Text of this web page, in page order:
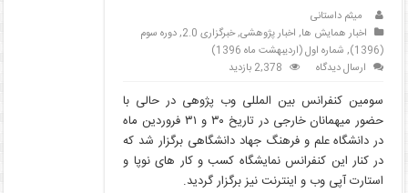
میثم داستانی
اخبار همایش ها, اخبار پژوهشی,خبرگزاری 2.0 ,دوره سوم
(1396)
, شماره اول (اردیبهشت ماه 1396)
ارسال دیدگاه
2,378 بازدید
سومین کنفرانس بین المللی وب پژوهی در حالی با
حضور میهمانان خارجی در تاریخ ۳۰ و ۳۱ فروردین ماه
در دانشگاه علم و فرهنگ جهاد دانشگاهی برگزار شد که
در کنار این کنفرانس نمایشگاه کسب و کار های نوپا و
استارت آپی وب و اینترنت نیز برگزار گردید.